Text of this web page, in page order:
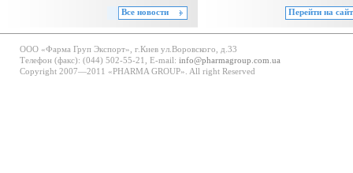
Все новости Перейти на сайт
ООО «Фарма Груп Экспорт», г.Киев ул.Воровского, д.33
Телефон (факс): (044) 502-55-21, E-mail: info@pharmagroup.com.ua
Copyright 2007—2011 «PHARMA GROUP». All right Reserved